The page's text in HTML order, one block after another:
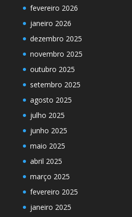
fevereiro 2026
janeiro 2026
dezembro 2025
novembro 2025
outubro 2025
setembro 2025
agosto 2025
julho 2025
junho 2025
maio 2025
abril 2025
março 2025
fevereiro 2025
janeiro 2025